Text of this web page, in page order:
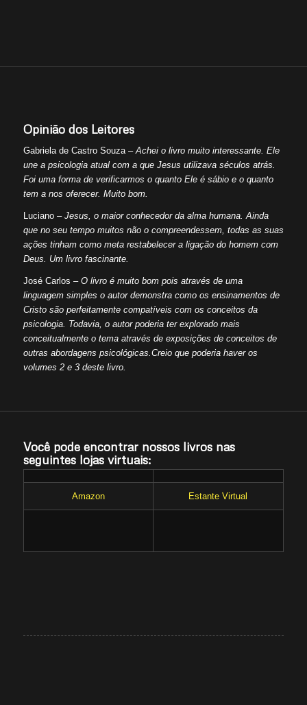
Opinião dos Leitores
Gabriela de Castro Souza –Achei o livro muito interessante. Ele
une a psicologia atual com a que Jesus utilizava séculos atrás.
Foi uma forma de verificarmos o quanto Ele é sábio e o quanto
tem a nos oferecer. Muito bom.
Luciano – Jesus, o maior conhecedor da alma humana. Ainda
que no seu tempo muitos não o compreendessem, todas as suas
ações tinham como meta restabelecer a ligação do homem com
Deus. Um livro fascinante.
José Carlos – O livro é muito bom pois através de uma
linguagem simples o autor demonstra como os ensinamentos de
Cristo são perfeitamente compatíveis com os conceitos da
psicologia. Todavia, o autor poderia ter explorado mais
conceitualmente o tema através de exposições de conceitos de
outras abordagens psicológicas.Creio que poderia haver os
volumes 2 e 3 deste livro.
Você pode encontrar nossos livros nas
seguintes lojas virtuais:
Amazon Estante Virtual